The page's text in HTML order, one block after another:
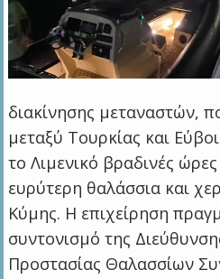
διακίνησης μεταναστών,
μεταξύ Τουρκίας και
το Λιμενικό βραδινές
ευρύτερη θαλάσσια και
Κύμης. Η επιχείρηση
συντονισμό της
Προστασίας Θαλασσίων